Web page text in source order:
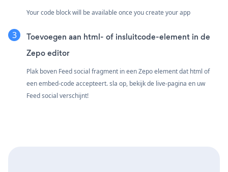
Your code block will be available once you create your app
Toevoegen aan html- of insluitcode-element in de
Zepo editor
Plak boven Feed social fragment in een Zepo element dat html of
een embed-code accepteert. sla op, bekijk de live-pagina en uw
Feed social verschijnt!